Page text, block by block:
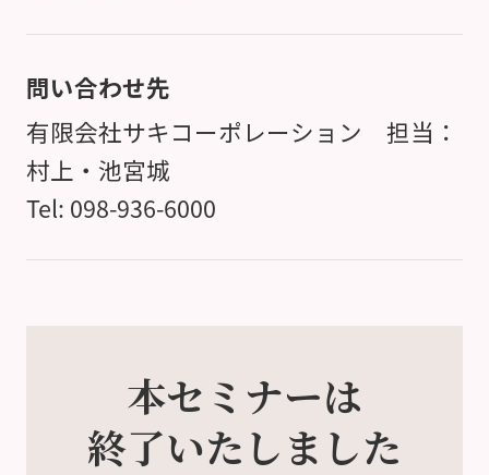
問い合わせ先
有限会社サキコーポレーション 担当：
村上・池宮城
Tel: 098-936-6000
本セミナーは
終了いたしました